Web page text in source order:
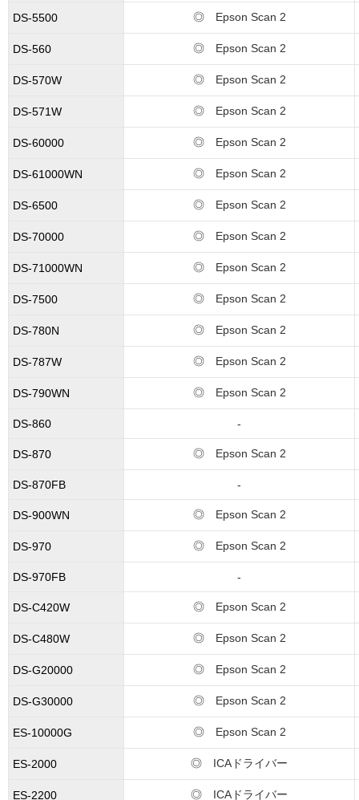
DS-5500 ◎ Epson Scan 2
DS-560 ◎ Epson Scan 2
DS-570W ◎ Epson Scan 2
DS-571W ◎ Epson Scan 2
DS-60000 ◎ Epson Scan 2
DS-61000WN ◎ Epson Scan 2
DS-6500 ◎ Epson Scan 2
DS-70000 ◎ Epson Scan 2
DS-71000WN ◎ Epson Scan 2
DS-7500 ◎ Epson Scan 2
DS-780N ◎ Epson Scan 2
DS-787W ◎ Epson Scan 2
DS-790WN ◎ Epson Scan 2
DS-860 -
DS-870 ◎ Epson Scan 2
DS-870FB -
DS-900WN ◎ Epson Scan 2
DS-970 ◎ Epson Scan 2
DS-970FB -
DS-C420W ◎ Epson Scan 2
DS-C480W ◎ Epson Scan 2
DS-G20000 ◎ Epson Scan 2
DS-G30000 ◎ Epson Scan 2
ES-10000G ◎ Epson Scan 2
ES-2000 ◎ ICAドライバー
ES-2200 ◎ ICAドライバー